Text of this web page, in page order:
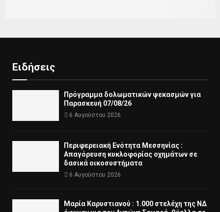
Ειδήσεις
Πρόγραμμα δολωματικών ψεκασμών για
Παρασκευή 07/08/26
6 Αυγούστου 2026
Περιφερειακή Ενότητα Μεσσηνίας :
Απαγόρευση κυκλοφορίας οχημάτων σε
δασικά οικοσυστήματα
6 Αυγούστου 2026
Μαρία Καρυστιανού : 1.000 στελέχη της ΝΔ